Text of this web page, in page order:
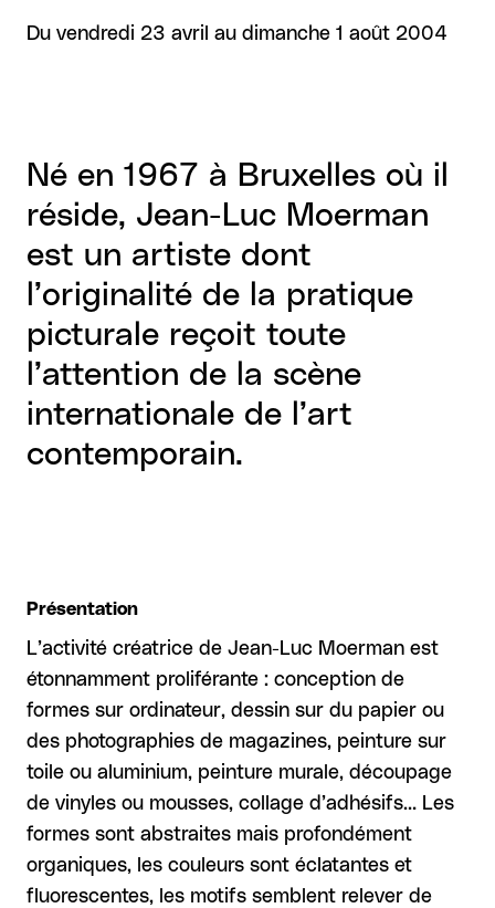
Du vendredi 23 avril au dimanche 1 août 2004
Né en 1967 à Bruxelles où il
réside, Jean-Luc Moerman
est un artiste dont
l’originalité de la pratique
picturale reçoit toute
l’attention de la scène
internationale de l’art
contemporain.
Présentation
L’activité créatrice de Jean-Luc Moerman est
étonnamment proliférante : conception de
formes sur ordinateur, dessin sur du papier ou
des photographies de magazines, peinture sur
toile ou aluminium, peinture murale, découpage
de vinyles ou mousses, collage d’adhésifs… Les
formes sont abstraites mais profondément
organiques, les couleurs sont éclatantes et
fluorescentes, les motifs semblent relever de